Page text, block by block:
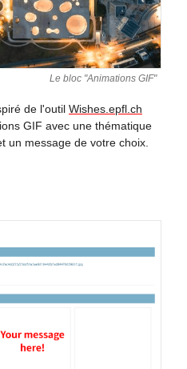
Le bloc "Animations GIF"
de l'outil Wishes.epfl.ch
GIF avec une thématique
un message de votre choix.